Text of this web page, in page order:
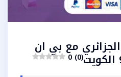
مع بي ان
0 (0)